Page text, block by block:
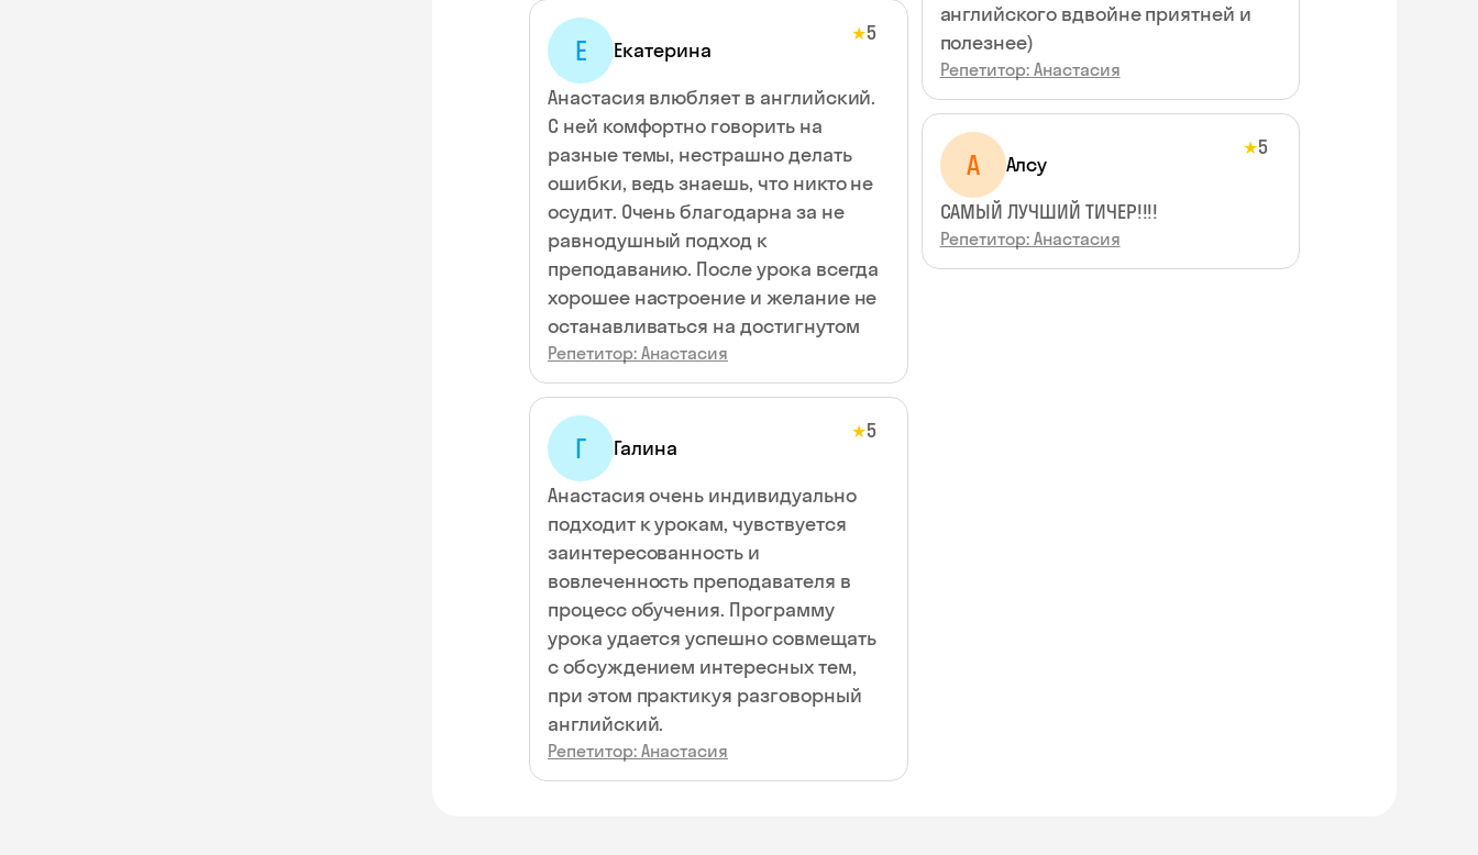
Е Екатерина
★5
Анастасия влюбляет в английский.
С ней комфортно говорить на
разные темы, нестрашно делать
ошибки, ведь знаешь, что никто не
осудит. Очень благодарна за не
равнодушный подход к
преподаванию. После урока всегда
хорошее настроение и желание не
останавливаться на достигнутом
Репетитор: Анастасия
Г Галина
★5
Анастасия очень индивидуально
подходит к урокам, чувствуется
заинтересованность и
вовлеченность преподавателя в
процесс обучения. Программу
урока удается успешно совмещать
с обсуждением интересных тем,
при этом практикуя разговорный
английский.
Репетитор: Анастасия
английского вдвойне приятней и
полезнее)
Репетитор: Анастасия
А Алсу
★5
САМЫЙ ЛУЧШИЙ ТИЧЕР!!!!
Репетитор: Анастасия